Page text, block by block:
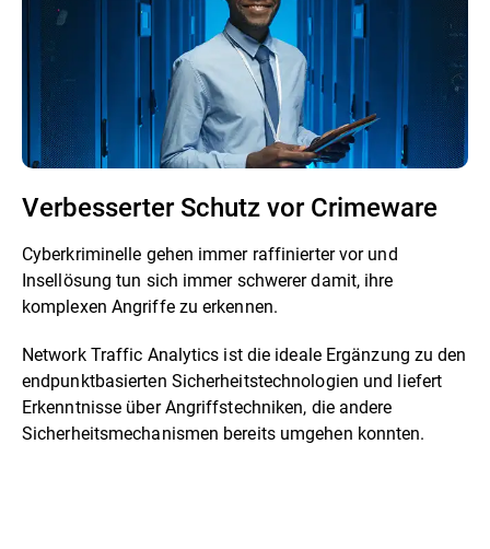
Verbesserter Schutz vor Crimeware
Cyberkriminelle gehen immer raffinierter vor und
Insellösung tun sich immer schwerer damit, ihre
komplexen Angriffe zu erkennen.
Network Traffic Analytics ist die ideale Ergänzung zu den
endpunktbasierten Sicherheitstechnologien und liefert
Erkenntnisse über Angriffstechniken, die andere
Sicherheitsmechanismen bereits umgehen konnten.